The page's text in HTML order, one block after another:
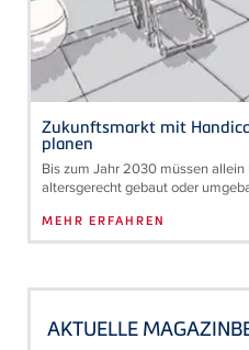
Zukunftsmarkt mit
planen
Bis zum Jahr 2030 müssen
altersgerecht gebaut oder
MEHR ERFAHREN
AKTUELLE